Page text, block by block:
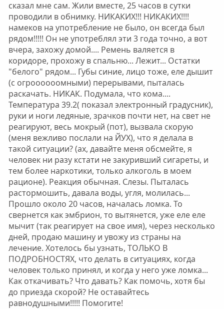
сказал мне сам. Жили вместе, 25 часов в сутки
проводили в обнимку. НИКАКИХ!!! НИКАКИХ!!!!
намеков на употребление не было, он всегда был
рядом!!!!! Он не употреблял эти 3 года точно, а вот
вчера, захожу домой.... Ремень валяется в
коридоре, прохожу в спальню... Лежит... Остатки
"белого" рядом... Губы синие, лицо тоже, еле дышит
(с огроооооомными) перерывами, пыталась
раскачать. НИКАК. Подумала, что кома....
Температура 39.2( показал электронный градусник),
руки и ноги ледяные, зрачков почти нет, на свет не
реагируют, весь мокрый (пот), вызвала скорую
(меня вежливо послали на ЙУХ), что я делала в
такой ситуации? (ах, давайте меня обсмейте, я
человек ни разу кстати не закуривший сигареты, и
тем более наркотики, только алкоголь в моем
рационе). Реакция обычная. Слезы. Пыталась
растормошить, давала воды, угля, молилась...
Прошло около 20 часов, началась ломка. То
свернется как эмбрион, то вытянется, уже еле еле
мычит (так реагирует на свое имя), через несколько
дней, продаю машину и увожу из страны на
лечение. Хотелось бы узнать, ТОЛЬКО В
ПОДРОБНОСТЯХ, что делать в ситуациях, когда
человек только принял, и когда у него уже ломка...
Как откачивать? Что давать? Как помочь, хотя бы
до приезда скорой? Не оставайтесь
равнодушными!!!!! Помогите!